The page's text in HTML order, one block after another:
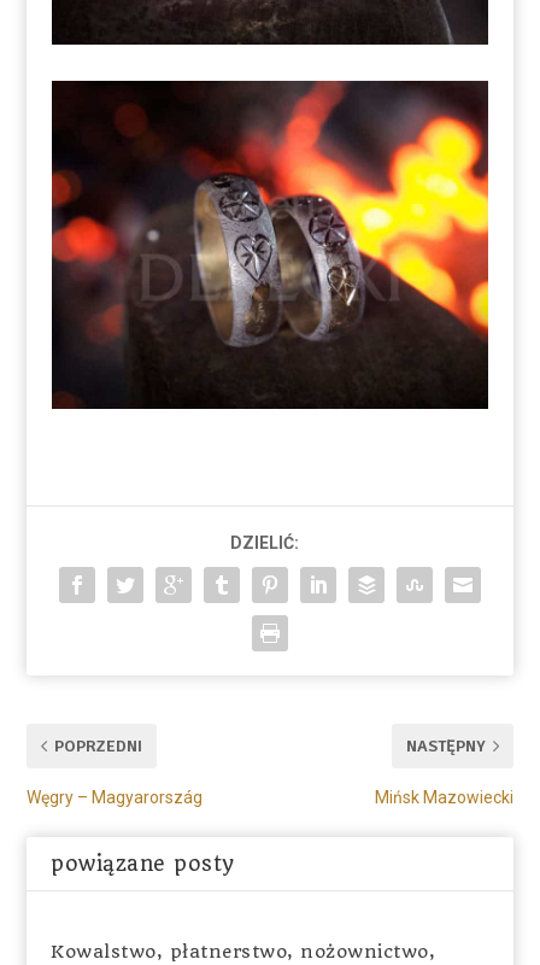
DZIELIĆ:
POPRZEDNI
Węgry – Magyarország
NASTĘPNY
Mińsk Mazowiecki
powiązane posty
Kowalstwo, płatnerstwo, nożownictwo,